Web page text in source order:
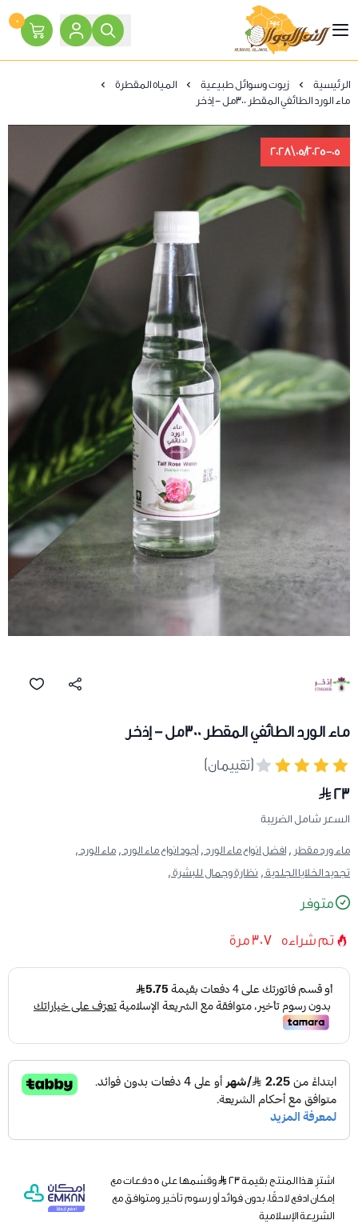
النحل الجوال
٠
الرئيسية زيوت وسوائل طبيعية
المياه المقطرة
ماء الورد الطائفي المقطر 300مل - إذخر
05/2025-05\2028
ماء الورد الطائفي المقطر 300مل - إذخر
(تقييمان)
٢٣
السعر شامل الضريبة
ماء ورد مقطر , افضل انواع ماء الورد , أجود انواع ماء الورد , ماء الورد ,
تجديد الخلايا الجلدية , نظارة وجمال للبشرة ,
متوفر
تم شراءه 307 مرة
اشترِ هذا المنتج بقيمة ٢٣
وقسّمها على 5 دفعات مع
إمكان ادفع لاحقًا، بدون فوائد أو رسوم تأخير ومتوافق مع
الشريعة الإسلامية